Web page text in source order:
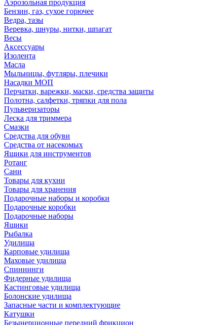
Аэрозольная продукция
Бензин, газ, сухое горючее
Ведра, тазы
Веревка, шнуры, нитки, шпагат
Весы
Аксессуары
Изолента
Масла
Мыльницы, футляры, плечики
Насадки МОП
Перчатки, варежки, маски, средства защиты
Полотна, салфетки, тряпки для пола
Пульверизаторы
Леска для триммера
Смазки
Средства для обуви
Средства от насекомых
Ящики для инструментов
Ротанг
Сани
Товары для кухни
Товары для хранения
Подарочные наборы и коробки
Подарочные коробки
Подарочные наборы
Ящики
Рыбалка
Удилища
Карповые удилища
Маховые удилища
Спиннинги
Фидерные удилища
Кастинговые удилища
Болонские удилища
Запасные части и комплектующие
Катушки
Безынерционные передний фрикцион